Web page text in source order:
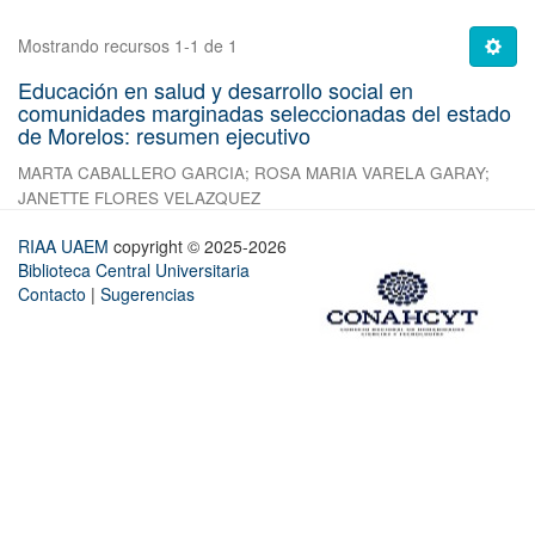
Mostrando recursos 1-1 de 1
Educación en salud y desarrollo social en
comunidades marginadas seleccionadas del estado
de Morelos: resumen ejecutivo
MARTA CABALLERO GARCIA; ROSA MARIA VARELA GARAY;
JANETTE FLORES VELAZQUEZ
RIAA UAEM copyright © 2025-2026
Biblioteca Central Universitaria
Contacto | Sugerencias